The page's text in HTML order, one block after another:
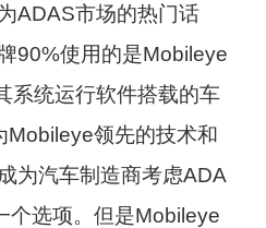
ADAS市场的热门话
90%使用的是Mobileye
系统运行软件搭载的车
领先的技术和
为汽车制造商考虑ADA
个选项。但是Mobileye